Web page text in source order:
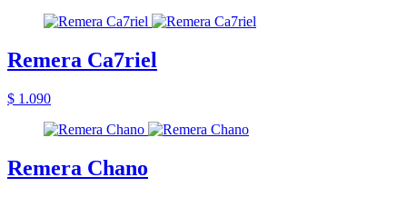
Remera Ca7riel
$ 1.090
Remera Chano